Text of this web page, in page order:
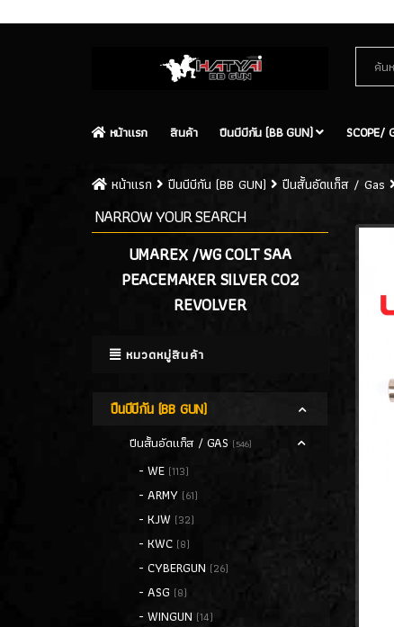
หน้าเเรก สินค้า ปืนบีบีกัน (BB GUN) SCOPE/
หน้าเเรก ปืนบีบีกัน (BB GUN) ปืนสั้นอัดแก็ส / Gas
NARROW YOUR SEARCH
UMAREX /WG COLT SAA
PEACEMAKER SILVER CO2
REVOLVER
หมวดหมู่สินค้า
ปืนบีบีกัน (BB GUN)
ปืนสั้นอัดแก็ส / GAS (546)
- WE (113)
- ARMY (61)
- KJW (32)
- KWC (8)
- CYBERGUN (26)
- ASG (8)
- WINGUN (14)